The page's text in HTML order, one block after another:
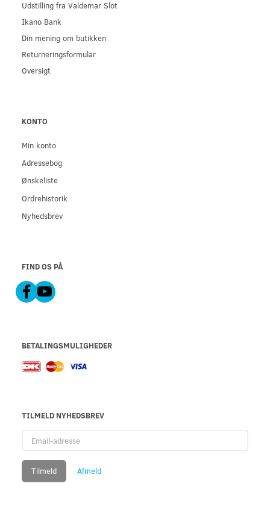
Udstilling fra Valdemar Slot
Ikano Bank
Din mening om butikken
Returneringsformular
Oversigt
KONTO
Min konto
Adressebog
Ønskeliste
Ordrehistorik
Nyhedsbrev
FIND OS PÅ
BETALINGSMULIGHEDER
TILMELD NYHEDSBREV
adresse
Tilmeld Afmeld